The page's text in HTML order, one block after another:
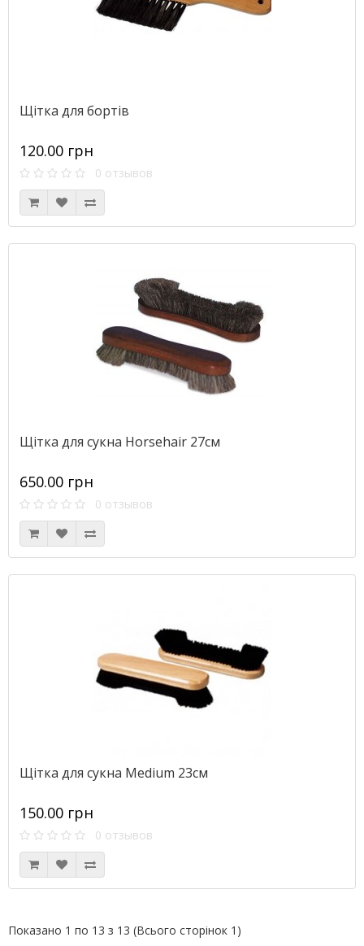
Щітка для бортів
120.00 грн
0 отзывов
Щітка для сукна Horsehair 27см
650.00 грн
0 отзывов
Щітка для сукна Medium 23см
150.00 грн
0 отзывов
Показано 1 по 13 з 13 (Всього сторінок 1)